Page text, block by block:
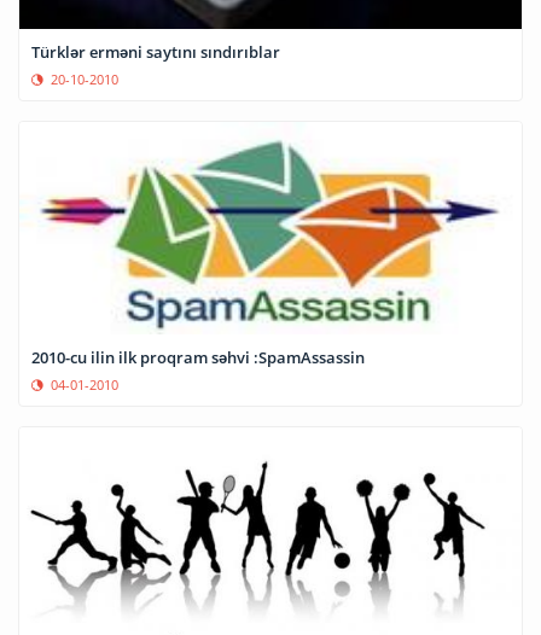
Türklər erməni saytını sındırıblar
20-10-2010
2010-cu ilin ilk proqram səhvi :SpamAssassin
04-01-2010